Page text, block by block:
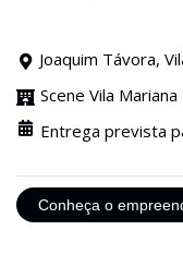
Joaquim Távora,
Scene Vila Mariana
Entrega prevista
Conheça o